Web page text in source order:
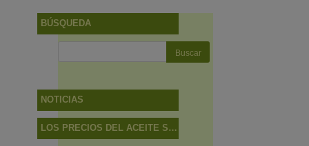
BÚSQUEDA
NOTICIAS
LOS PRECIOS DEL ACEITE SUBEN MÁS EN EL CAMPO QUE EN LAS TIENDAS